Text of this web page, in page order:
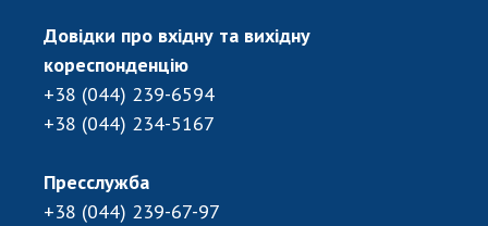
ДОКУМЕНТИ
Нормативні акти НАН України
Державний бюджет НАН України
Вибори до складу НАН України
Бланки документів
Довідки про вхідну та вихідну
кореспонденцію
+38 (044) 239-6594
+38 (044) 234-5167
Пресслужба
+38 (044) 239-67-97